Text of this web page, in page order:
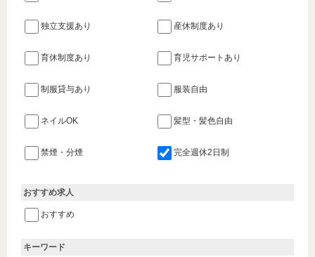
独立支援あり 産休制度あり
育休制度あり 育児サポートあり
制服貸与あり 服装自由
ネイルOK 髪型・髪色自由
禁煙・分煙 完全週休2日制
おすすめ求人
おすすめ
キーワード